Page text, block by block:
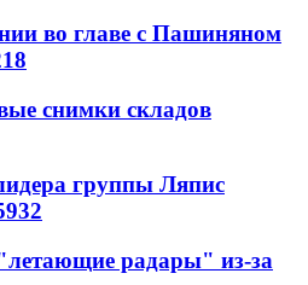
во главе с Пашиняном
снимки складов
группы Ляпис
радары" из-за